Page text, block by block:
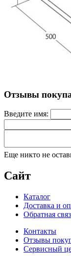
Отзывы
Введите имя:
Еще никто не
Сайт
Каталог
Доставка и
Обратная
Контакты
Отзывы
Сервисный